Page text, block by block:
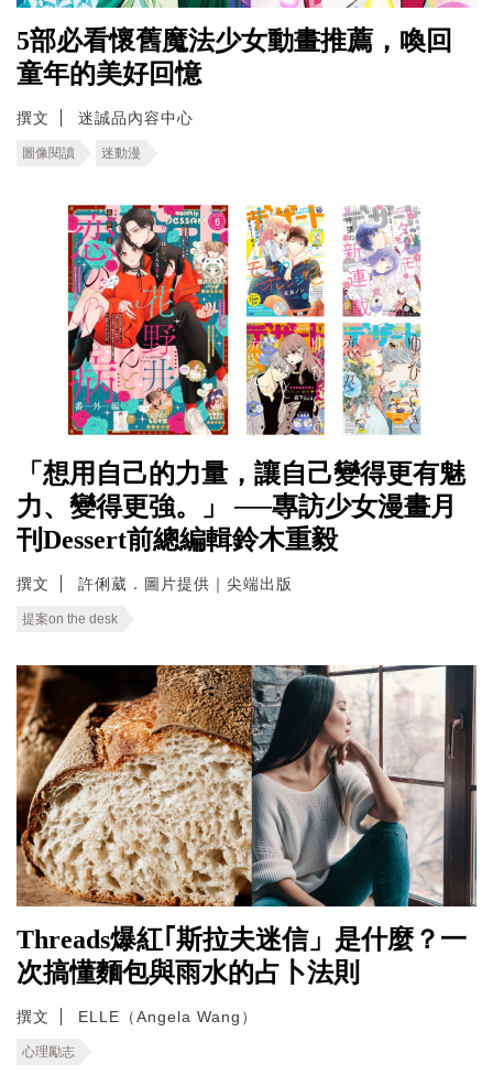
5部必看懷舊魔法少女動畫推薦，喚回
童年的美好回憶
撰文 迷誠品內容中心
圖像閱讀 迷動漫
「想用自己的力量，讓自己變得更有魅
力、變得更強。」 ──專訪少女漫畫月
刊Dessert前總編輯鈴木重毅
撰文 許俐葳．圖片提供｜尖端出版
提案on the desk
Threads爆紅｢斯拉夫迷信」是什麼？一
次搞懂麵包與雨水的占卜法則
撰文 ELLE（Angela Wang）
心理勵志